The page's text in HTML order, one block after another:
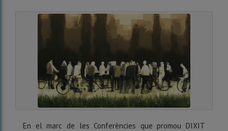
En el marc de les Conferències que promou DIXIT